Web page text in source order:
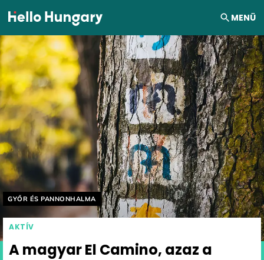
Ugrás a tartalomhoz MENÜ
Helyszín címkék:
GYŐR ÉS PANNONHALMA
AKTÍV
A magyar El Camino, azaz a